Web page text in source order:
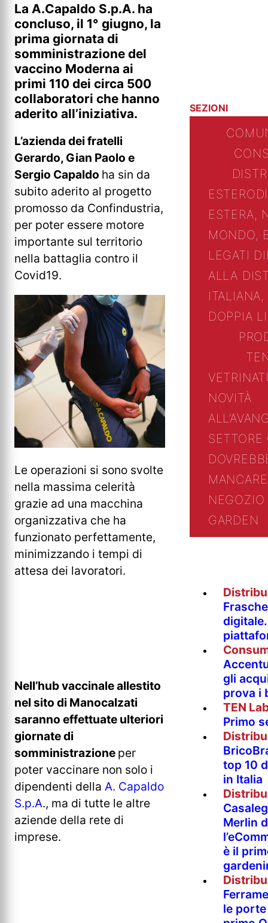
La A.Capaldo S.p.A. ha
concluso, il 1° giugno, la
prima giornata di
somministrazione del
vaccino Moderna ai
primi 110 dei circa 500
collaboratori che hanno
aderito all’iniziativa.
L’azienda dei fratelli
Gerardo, Gian Paolo e
Sergio Capaldo ha sin da
subito aderito al progetto
promosso da Confindustria,
per poter essere motore
importante sul territorio
nella battaglia contro il
Covid19.
Le operazioni si sono svolte
nella massima celerità
grazie ad una macchina
organizzativa che ha
funzionato perfettamente,
minimizzando i tempi di
attesa dei lavoratori.
Nell’hub vaccinale allestito
nel sito di Manocalzati
saranno effettuate ulteriori
giornate di
somministrazione per
poter vaccinare non solo i
dipendenti della A. Capaldo
S.p.A., ma di tutte le altre
aziende della rete di
imprese.
SEZIONI
ESTERO
ESTERA,
MONDO,
LEGATI
ALLA
DOPPIA
VETRINA
NOVITÀ
GARDEN
gli
prova i
TEN
Primo
top 10
in Italia
Merlin
è il
le